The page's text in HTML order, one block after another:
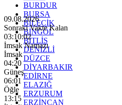
BURDUR
BURSA
BİLECİK
BİNGÖL
BİTLİS
DENİZLİ
DÜZCE
DİYARBAKIR
EDİRNE
ELAZIĞ
ERZURUM
ERZİNCAN
09.08.2026
Sonraki Vakte Kalan
03:10:00
İmsak Namazı
İmsak
04:20
Güneş
06:01
Öğle
13:15